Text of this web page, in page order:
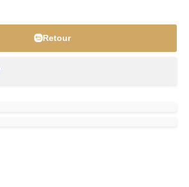
Retour